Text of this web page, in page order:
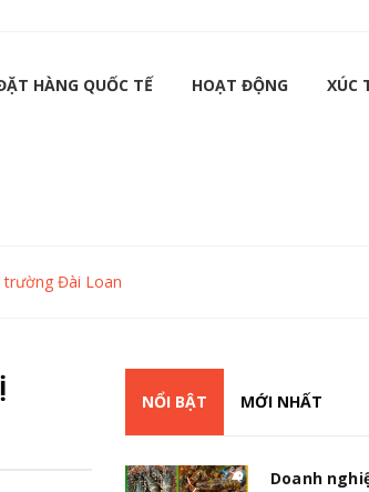
HÀNG QUỐC TẾ HOẠT ĐỘNG XÚC
trường Đài Loan
NỔI BẬT MỚI NHẤT
Doanh